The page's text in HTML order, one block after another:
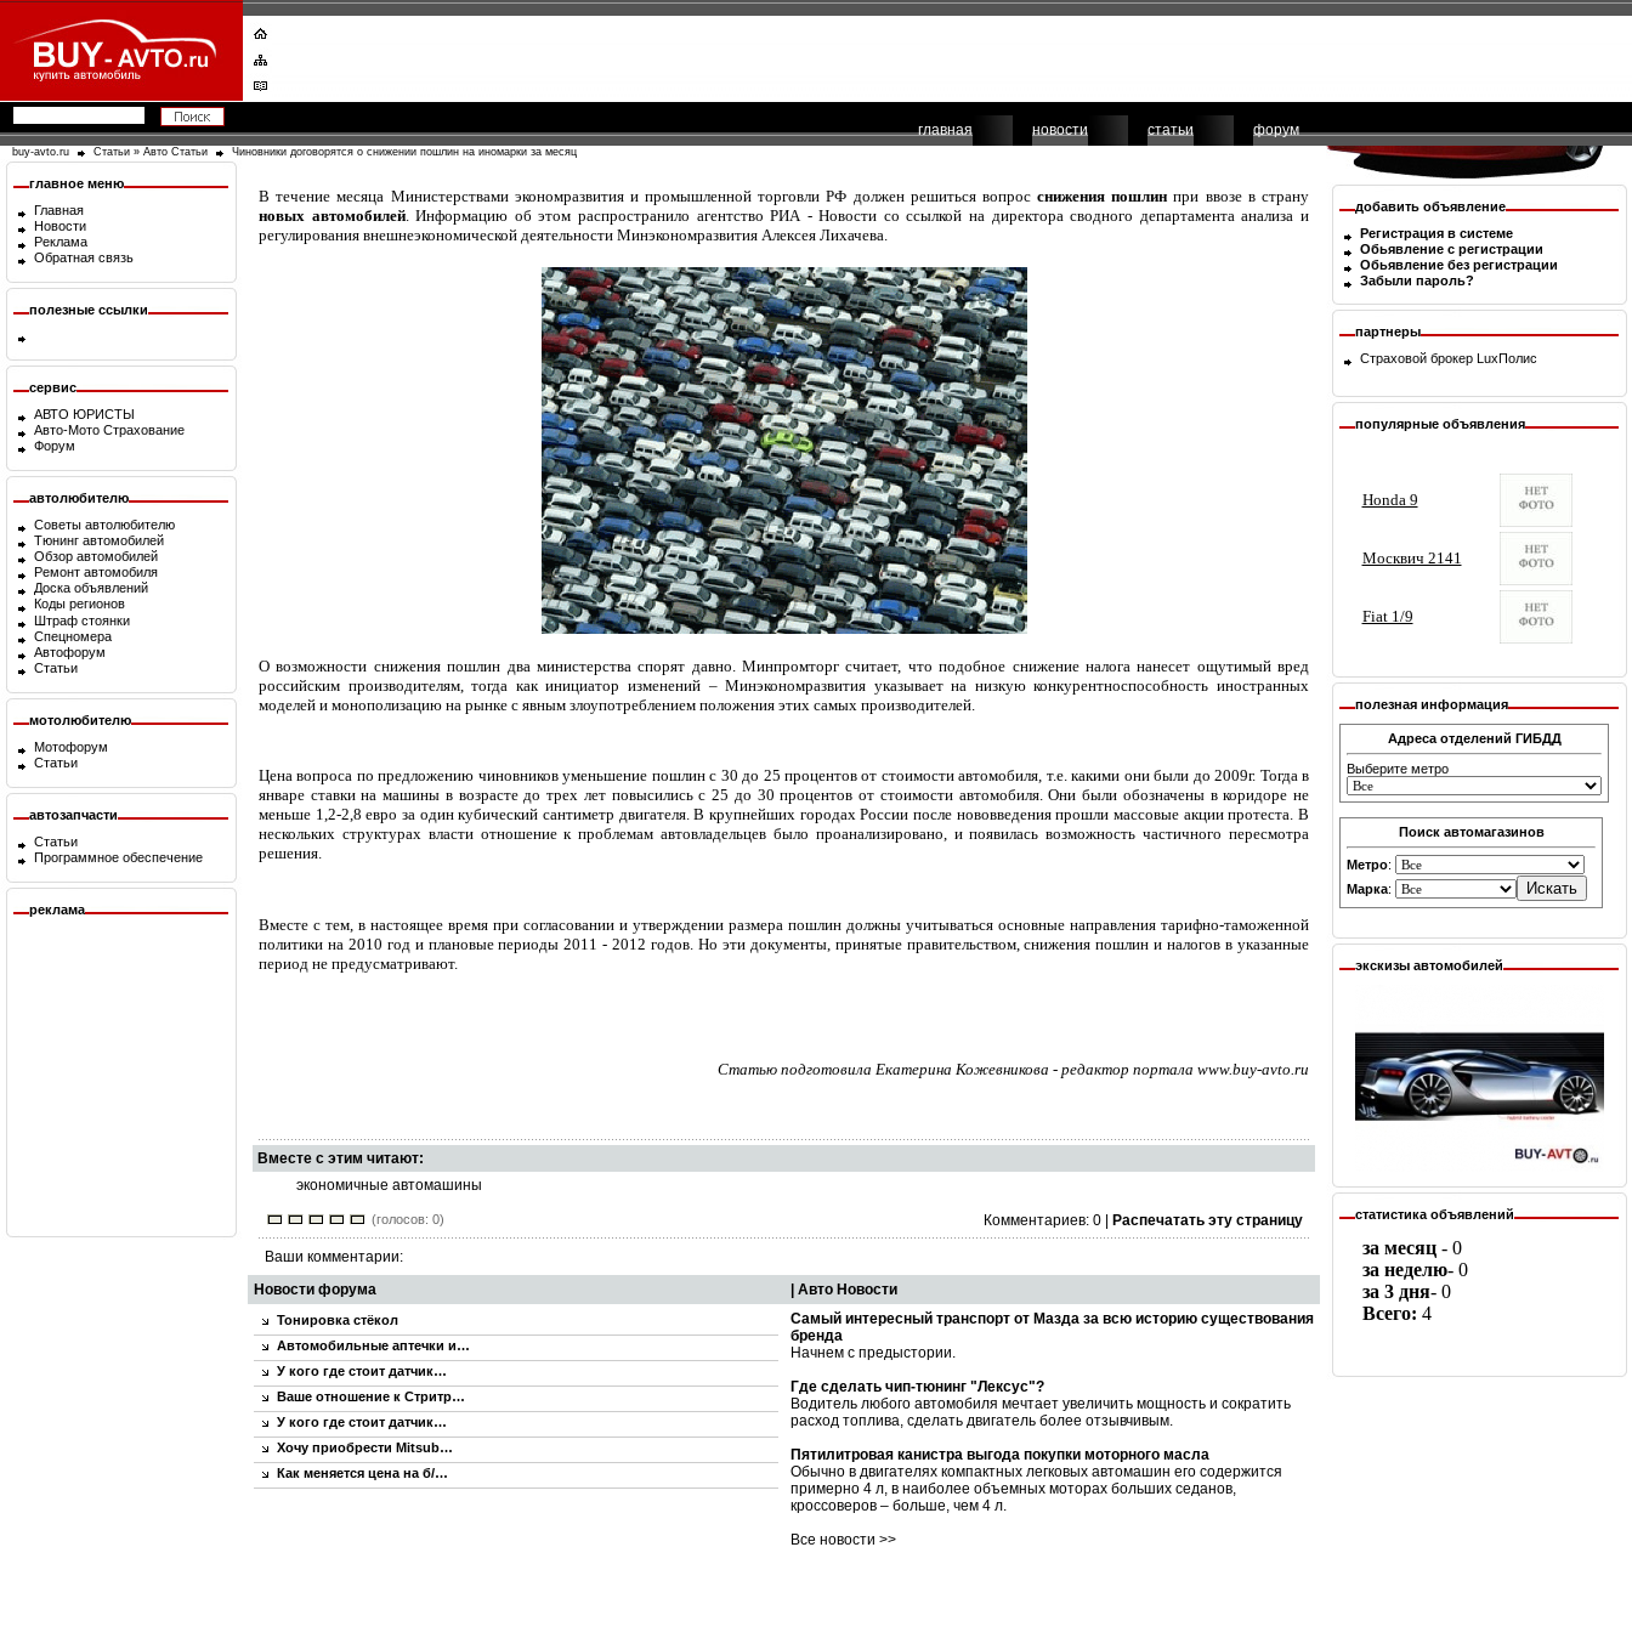
главная новости статьи форум
buy-avto.ru Статьи » Авто Статьи Чиновники договорятся о снижении пошлин на иномарки за месяц
главное меню
Главная
Новости
Реклама
Обратная связь
полезные ссылки
сервис
АВТО ЮРИСТЫ
Авто-Мото Страхование
Форум
автолюбителю
Советы автолюбителю
Тюнинг автомобилей
Обзор автомобилей
Ремонт автомобиля
Доска объявлений
Коды регионов
Штраф стоянки
Спецномера
Автофорум
Статьи
мотолюбителю
Мотофорум
Статьи
автозапчасти
Статьи
Программное обеспечение
реклама
В течение месяца Министерствами экономразвития и промышленной торговли РФ должен решиться вопросснижения пошлин при ввозе в страну
новых автомобилей. Информацию об этом распространило агентство РИА - Новости со ссылкой на директора сводного департамента анализа и
регулирования внешнеэкономической деятельности Минэкономразвития Алексея Лихачева.
О возможности снижения пошлин два министерства спорят давно. Минпромторг считает, что подобное снижение налога нанесет ощутимый вред
российским производителям, тогда как инициатор изменений – Минэкономразвития указывает на низкую конкурентноспособность иностранных
моделей и монополизацию на рынке с явным злоупотреблением положения этих самых производителей.
Цена вопроса по предложению чиновников уменьшение пошлин с 30 до 25 процентов от стоимости автомобиля, т.е. какими они были до 2009г. Тогда в
январе ставки на машины в возрасте до трех лет повысились с 25 до 30 процентов от стоимости автомобиля. Они были обозначены в коридоре не
меньше 1,2-2,8 евро за один кубический сантиметр двигателя. В крупнейших городах России после нововведения прошли массовые акции протеста. В
нескольких структурах власти отношение к проблемам автовладельцев было проанализировано, и появилась возможность частичного пересмотра
решения.
Вместе с тем, в настоящее время при согласовании и утверждении размера пошлин должны учитываться основные направления тарифно-таможенной
политики на 2010 год и плановые периоды 2011 - 2012 годов. Но эти документы, принятые правительством, снижения пошлин и налогов в указанные
период не предусматривают.
Статью подготовила Екатерина Кожевникова - редактор портала www.buy-avto.ru
Вместе с этим читают:
экономичные автомашины
(голосов: 0) Комментариев: 0 | Распечатать эту страницу
Ваши комментарии:
Новости форума
| Авто Новости
Тонировка стёкол
Автомобильные аптечки и…
У кого где стоит датчик…
Ваше отношение к Стритр…
У кого где стоит датчик…
Хочу приобрести Mitsub…
Как меняется цена на б/…
Самый интересный транспорт от Мазда за всю историю существования
бренда
Начнем с предыстории.
Где сделать чип-тюнинг "Лексус"?
Водитель любого автомобиля мечтает увеличить мощность и сократить
расход топлива, сделать двигатель более отзывчивым.
Пятилитровая канистра выгода покупки моторного масла
Обычно в двигателях компактных легковых автомашин его содержится
примерно 4 л, в наиболее объемных моторах больших седанов,
кроссоверов – больше, чем 4 л.
Все новости >>
добавить объявление
Регистрация в системе
Обьявление с регистрации
Обьявление без регистрации
Забыли пароль?
партнеры
Страховой брокер LuxПолис
популярные объявления
полезная информация
Адреса отделений ГИБДД
Выберите метро
Поиск автомагазинов
Метро:
Марка:
экскизы автомобилей
статистика объявлений